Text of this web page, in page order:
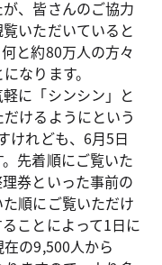
、皆さんのご協力
いただいていると
と約80万人の方々
なります。
に「シンシン」と
けるようにという
けれども、6月5日
。先着順にご覧いた
券といった事前の
順にご覧いただけ
ことによって1日に
の9,500人から